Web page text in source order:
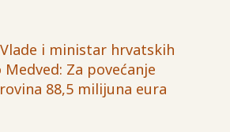
i ministar hrvatskih
Za povećanje
88,5 milijuna eura